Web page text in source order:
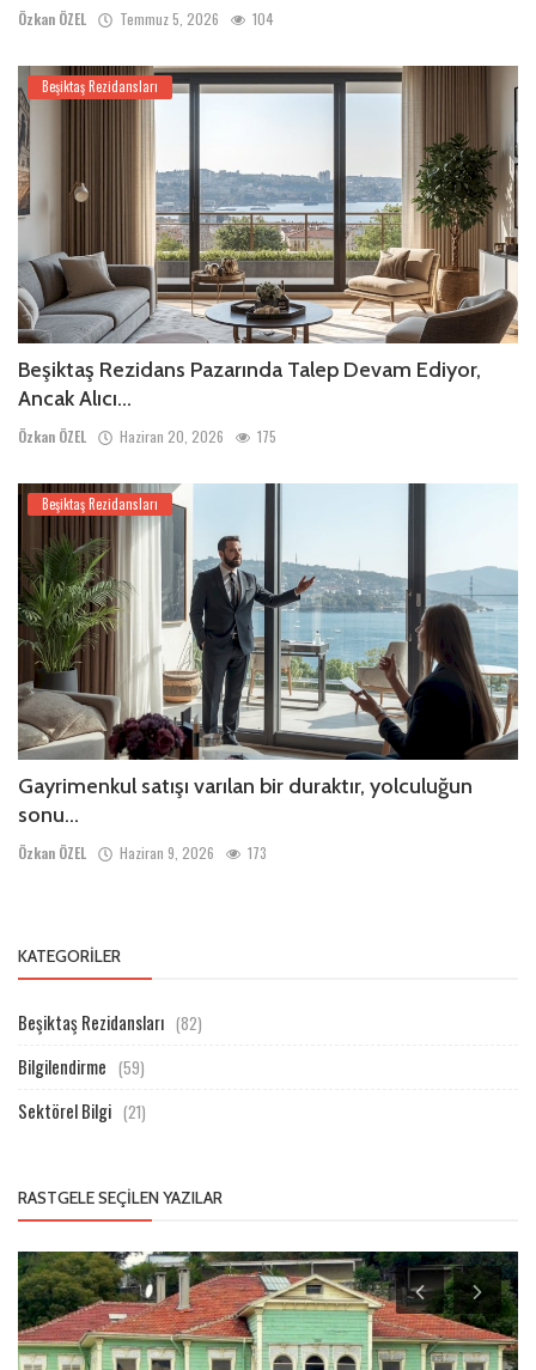
Özkan ÖZEL Temmuz 5, 2026 104
Beşiktaş Rezidansları
Beşiktaş Rezidans Pazarında Talep Devam Ediyor,
Ancak Alıcı...
Özkan ÖZEL Haziran 20, 2026 175
Beşiktaş Rezidansları
Gayrimenkul satışı varılan bir duraktır, yolculuğun
sonu...
Özkan ÖZEL Haziran 9, 2026 173
KATEGORILER
Beşiktaş Rezidansları (82)
Bilgilendirme (59)
Sektörel Bilgi (21)
RASTGELE SEÇILEN YAZILAR